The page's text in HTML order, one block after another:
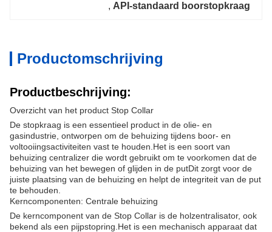
, API-standaard boorstopkraag
Productomschrijving
Productbeschrijving:
Overzicht van het product Stop Collar
De stopkraag is een essentieel product in de olie- en
gasindustrie, ontworpen om de behuizing tijdens boor- en
voltooiingsactiviteiten vast te houden.Het is een soort van
behuizing centralizer die wordt gebruikt om te voorkomen dat de
behuizing van het bewegen of glijden in de putDit zorgt voor de
juiste plaatsing van de behuizing en helpt de integriteit van de put
te behouden.
Kerncomponenten: Centrale behuizing
De kerncomponent van de Stop Collar is de holzentralisator, ook
bekend als een pijpstopring.Het is een mechanisch apparaat dat